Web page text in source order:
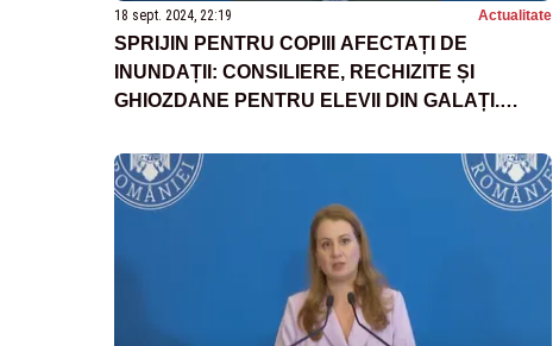
18 sept. 2024, 22:19 Actualitate
SPRIJIN PENTRU COPIII AFECTAȚI DE
INUNDAȚII: CONSILIERE, RECHIZITE ȘI
GHIOZDANE PENTRU ELEVII DIN GALAȚI.